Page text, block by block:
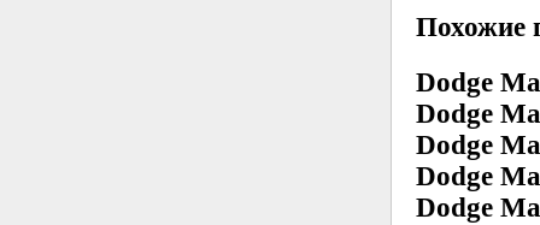
Похожие
Dodge
Dodge
Dodge
Dodge
Dodge